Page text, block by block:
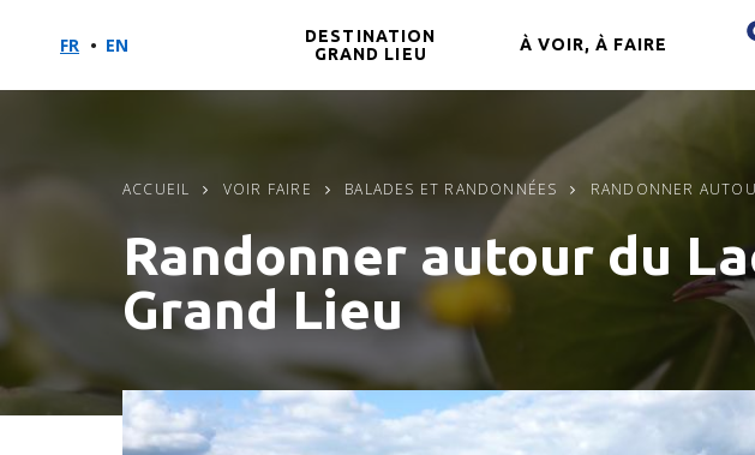
FR EN
DESTINATION
GRAND LIEU
À VOIR, À FAIRE
ACCUEIL VOIR FAIRE BALADES ET RANDONNÉES RANDONNER
Randonner autour du
Grand Lieu